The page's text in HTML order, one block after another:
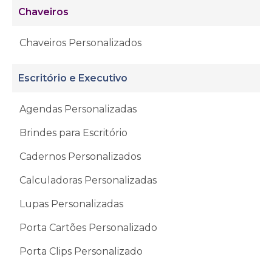
Chaveiros
Chaveiros Personalizados
Escritório e Executivo
Agendas Personalizadas
Brindes para Escritório
Cadernos Personalizados
Calculadoras Personalizadas
Lupas Personalizadas
Porta Cartões Personalizado
Porta Clips Personalizado